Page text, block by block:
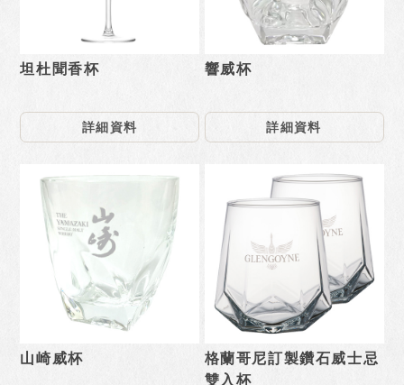
坦杜聞香杯
詳細資料
響威杯
詳細資料
山崎威杯
格蘭哥尼訂製鑽石威士忌
雙入杯